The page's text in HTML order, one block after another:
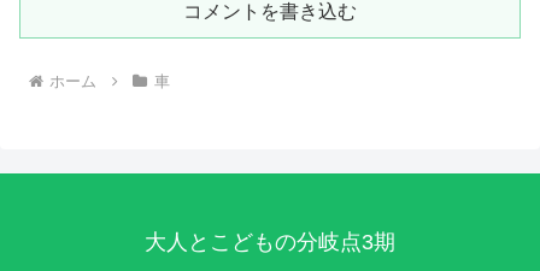
コメントを書き込む
ホーム 車
大人とこどもの分岐点3期